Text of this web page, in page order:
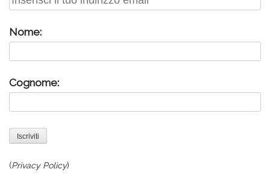
Nome:
Cognome:
(Privacy Policy)